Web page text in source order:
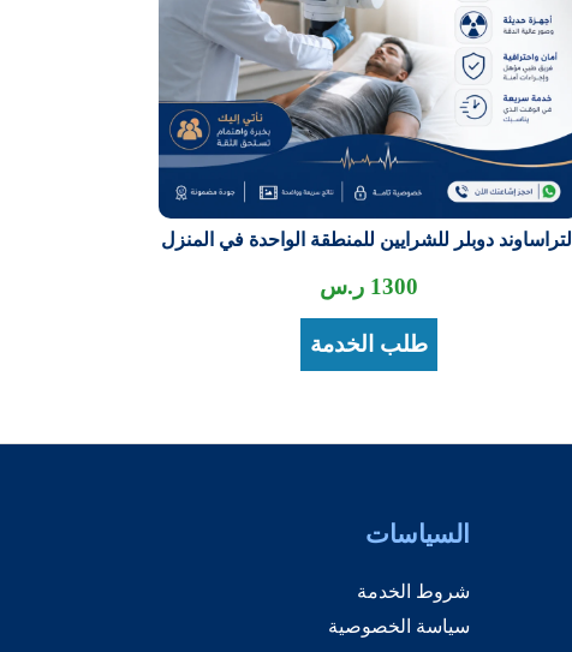
التراساوند دوبلر للشرايين للمنطقة الواحدة في المنزل
1300 ر.س
طلب الخدمة
السياسات
شروط الخدمة
سياسة الخصوصية